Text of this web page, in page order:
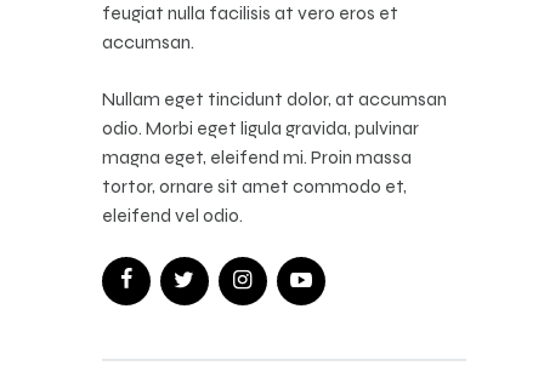
feugiat nulla facilisis at vero eros et
accumsan.
Nullam eget tincidunt dolor, at accumsan
odio. Morbi eget ligula gravida, pulvinar
magna eget, eleifend mi. Proin massa
tortor, ornare sit amet commodo et,
eleifend vel odio.